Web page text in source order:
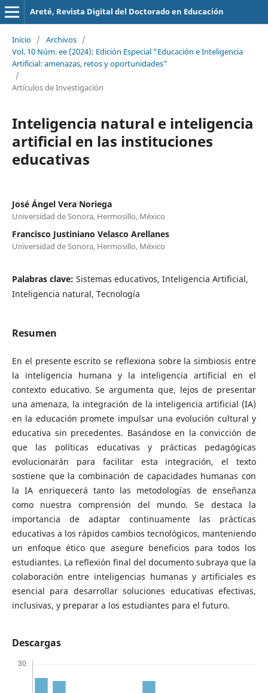
Areté, Revista Digital del Doctorado en Educación
Inicio / Archivos /
Vol. 10 Núm. ee (2024): Edición Especial "Educación e Inteligencia
Artificial: amenazas, retos y oportunidades"
/
Artículos de Investigación
Inteligencia natural e inteligencia
artificial en las instituciones
educativas
José Ángel Vera Noriega
Universidad de Sonora, Hermosillo, México
Francisco Justiniano Velasco Arellanes
Universidad de Sonora, Hermosillo, México
Palabras clave: Sistemas educativos, Inteligencia Artificial,
Inteligencia natural, Tecnología
Resumen
En el presente escrito se reflexiona sobre la simbiosis entre
la inteligencia humana y la inteligencia artificial en el
contexto educativo. Se argumenta que, lejos de presentar
una amenaza, la integración de la inteligencia artificial (IA)
en la educación promete impulsar una evolución cultural y
educativa sin precedentes. Basándose en la convicción de
que las políticas educativas y prácticas pedagógicas
evolucionarán para facilitar esta integración, el texto
sostiene que la combinación de capacidades humanas con
la IA enriquecerá tanto las metodologías de enseñanza
como nuestra comprensión del mundo. Se destaca la
importancia de adaptar continuamente las prácticas
educativas a los rápidos cambios tecnológicos, manteniendo
un enfoque ético que asegure beneficios para todos los
estudiantes. La reflexión final del documento subraya que la
colaboración entre inteligencias humanas y artificiales es
esencial para desarrollar soluciones educativas efectivas,
inclusivas, y preparar a los estudiantes para el futuro.
Descargas